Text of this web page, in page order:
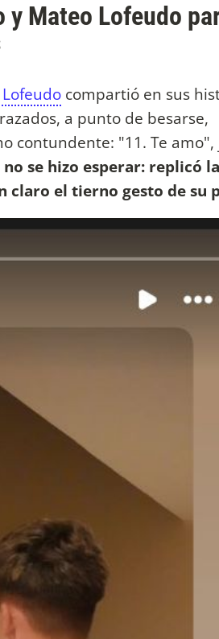
Mateo Lofeudo
compartió en sus
a punto de besarse,
contundente: "11. Te amo",
se hizo esperar: replicó la
claro el tierno gesto de su